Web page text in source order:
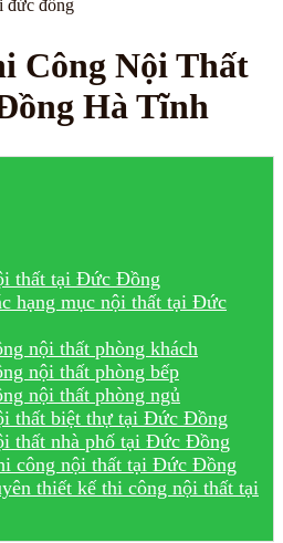
Công Nội Thất
Hà Tĩnh
thất tại Đức Đồng
hạng mục nội thất tại Đức
nội thất phòng khách
nội thất phòng bếp
nội thất phòng ngủ
thất biệt thự tại Đức Đồng
thất nhà phố tại Đức Đồng
công nội thất tại Đức Đồng
thiết kế thi công nội thất tại